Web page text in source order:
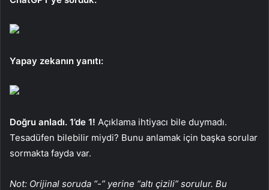
Yapay zekanın yanıtı:
Doğru anladı. 1’de 1! Açıklama ihtiyacı bile duymadı.
Tesadüfen bilebilir miydi? Bunu anlamak için başka sorular
sormakta fayda var.
Not: Orijinal soruda “-” yerine “altı çizili” sorulur. Bu